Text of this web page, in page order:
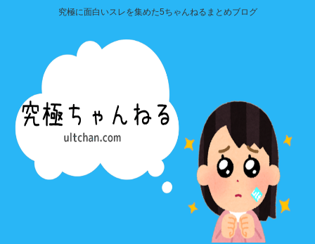
究極に面白いスレを集めた5ちゃんねるまとめブログ